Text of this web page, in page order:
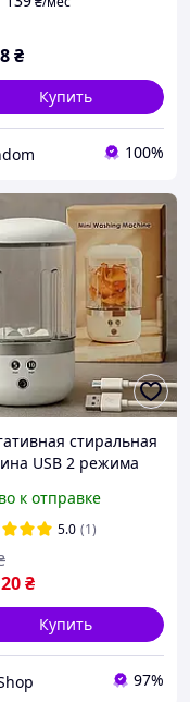
₴
Купить
100%
стиральная
USB 2 режима
стирки
к отправке
5.0 (1)
₴
Купить
97%